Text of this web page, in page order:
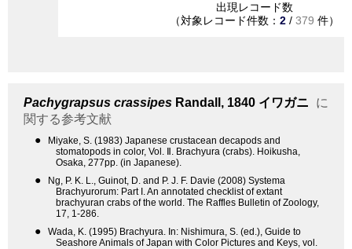
出現レコード数
（対象レコード件数： 2 / 379 件）
Pachygrapsus crassipes Randall, 1840 イワガニ
に
関する参考文献
●
Miyake, S. (1983) Japanese crustacean decapods and
stomatopods in color, Vol. Ⅱ. Brachyura (crabs). Hoikusha,
Osaka, 277pp. (in Japanese).
●
Ng, P. K. L., Guinot, D. and P. J. F. Davie (2008) Systema
Brachyurorum: Part I. An annotated checklist of extant
brachyuran crabs of the world. The Raffles Bulletin of Zoology,
17, 1-286.
●
Wada, K. (1995) Brachyura. In: Nishimura, S. (ed.), Guide to
Seashore Animals of Japan with Color Pictures and Keys, vol.